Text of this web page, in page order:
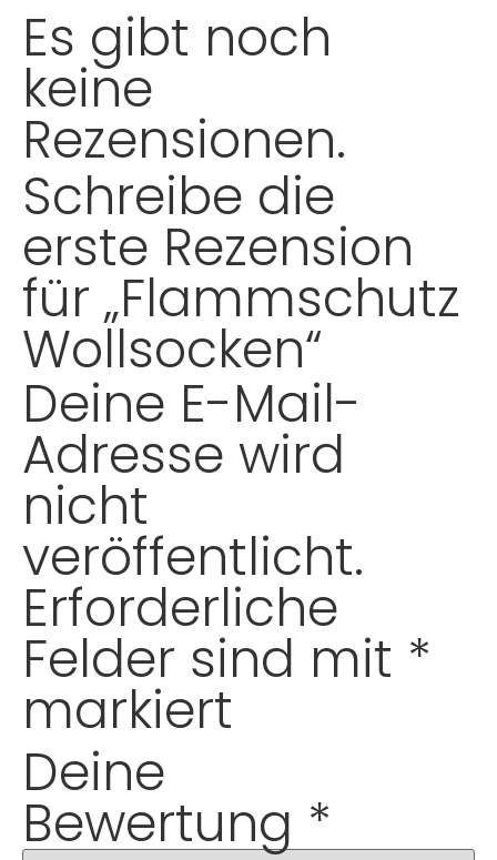
Es gibt noch
keine
Rezensionen.
Schreibe die
erste Rezension
für „Flammschutz
Wollsocken“
Deine E-Mail-
Adresse wird
nicht
veröffentlicht.
Erforderliche
Felder sind mit *
markiert
Deine
Bewertung *